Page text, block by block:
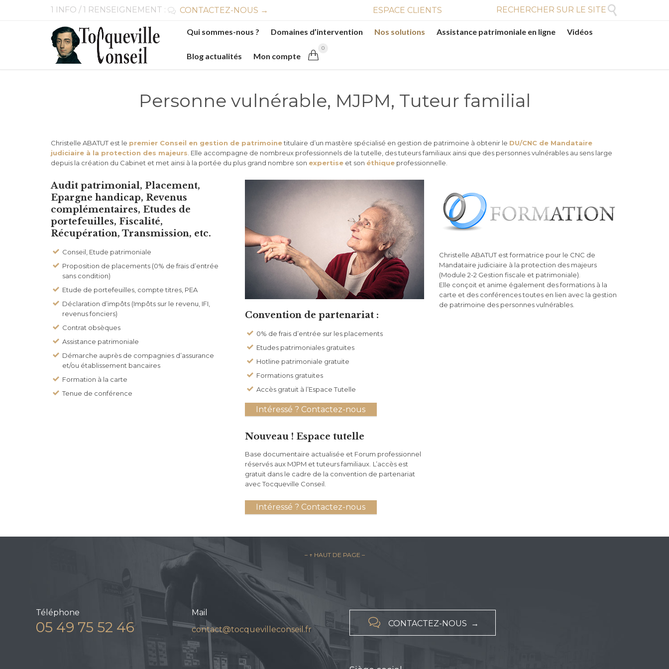
1 INFO / 1 RENSEIGNEMENT :  CONTACTEZ-NOUS → ESPACE CLIENTS RECHERCHER SUR LE SITE 
SkipQui sommes-nous ? Domaines d’intervention Nos solutions Assistance patrimoniale en ligne Vidéos
Blog actualités Mon compte 
0
Personne vulnérable, MJPM, Tuteur familial
Christelle ABATUT est le premier Conseil en gestion de patrimoinetitulaire d’un mastère spécialisé en gestion de patrimoine à obtenir le DU/CNC de Mandataire
judiciaire à la protection des majeurs . Elle accompagne de nombreux professionnels de la tutelle, des tuteurs familiaux ainsi que des personnes vulnérables au sens large
depuis la création du Cabinet et met ainsi à la portée du plus grand nombre son expertise et son éthique professionnelle.
Audit patrimonial, Placement,
Epargne handicap, Revenus
complémentaires, Etudes de
portefeuilles, Fiscalité,
Récupération, Transmission, etc.
Conseil, Etude patrimoniale
Proposition de placements (0% de frais d’entrée
sans condition)
Etude de portefeuilles, compte titres, PEA
Déclaration d’impôts (Impôts sur le revenu, IFI,
revenus fonciers)
Contrat obsèques
Assistance patrimoniale
Démarche auprès de compagnies d’assurance
et/ou établissement bancaires
Formation à la carte
Tenue de conférence
Convention de partenariat :
0% de frais d’entrée sur les placements
Etudes patrimoniales gratuites
Hotline patrimoniale gratuite
Formations gratuites
Accès gratuit à l’Espace Tutelle
Intéressé ? Contactez-nous
Nouveau ! Espace tutelle
Base documentaire actualisée et Forum professionnel
réservés aux MJPM et tuteurs familiaux. L’accès est
gratuit dans le cadre de la convention de partenariat
avec Tocqueville Conseil.
Intéressé ? Contactez-nous
Christelle ABATUT est formatrice pour le CNC de
Mandataire judiciaire à la protection des majeurs
(Module 2-2 Gestion fiscale et patrimoniale).
Elle conçoit et anime également des formations à la
carte et des conférences toutes en lien avec la gestion
de patrimoine des personnes vulnérables.
– ↑ HAUT DE PAGE –
Téléphone
05 49 75 52 46
Mail
contact@tocquevilleconseil.fr
 CONTACTEZ-NOUS →